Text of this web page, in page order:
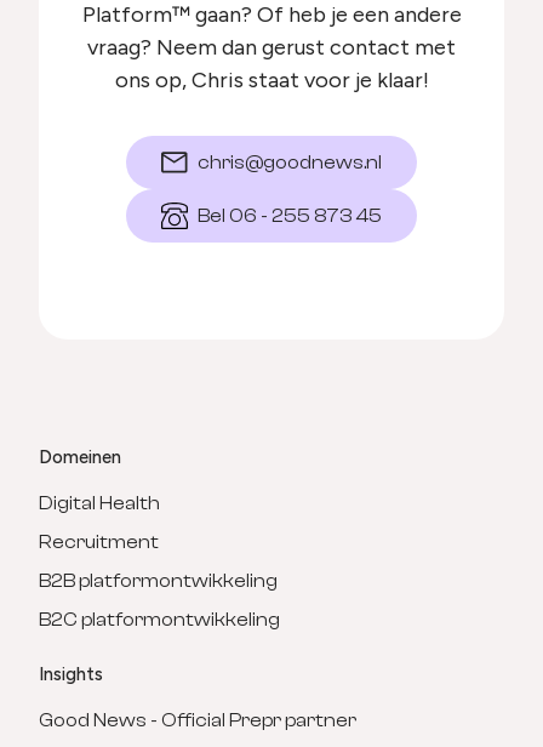
Platform™ gaan? Of heb je een andere
vraag? Neem dan gerust contact met
ons op, Chris staat voor je klaar!
chris@goodnews.nl
Bel 06 - 255 873 45
Domeinen
Digital Health
Recruitment
B2B platformontwikkeling
B2C platformontwikkeling
Insights
Good News - Official Prepr partner